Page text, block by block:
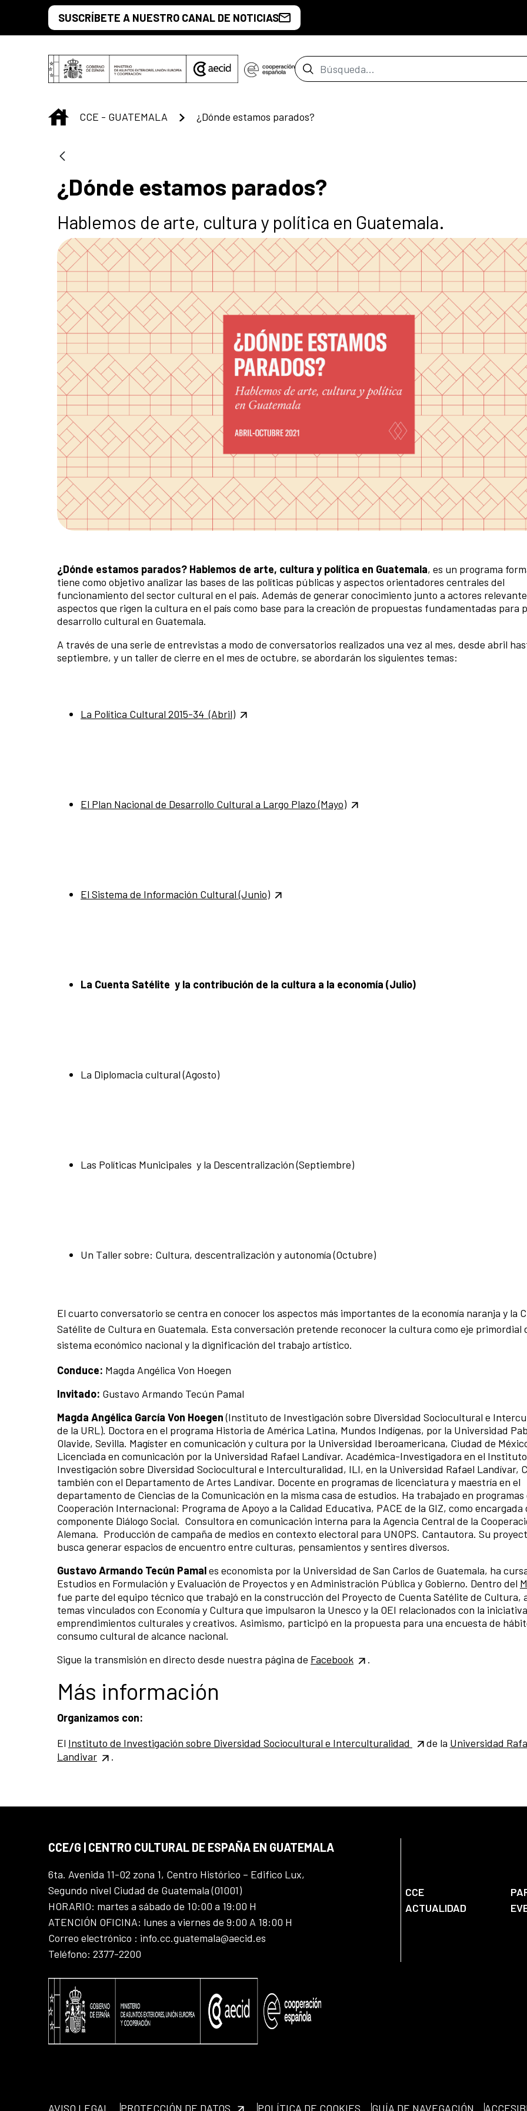
Saltar al contenido principal
SUSCRÍBETE A NUESTRO CANAL DE NOTICIAS
Barra de búsqueda
INICIO
CCE - GUATEMALA ¿Dónde estamos parados?
¿Dónde estamos parados?
Hablemos de arte, cultura y política en Guatemala.
¿Dónde estamos parados? Hablemos de arte, cultura y política en Guatemala, es un programa
tiene como objetivo analizar las bases de las políticas públicas y aspectos orientadores centrales del
funcionamiento del sector cultural en el país. Además de generar conocimiento junto a actores
aspectos que rigen la cultura en el país como base para la creación de propuestas fundamentadas para
desarrollo cultural en Guatemala.
A través de una serie de entrevistas a modo de conversatorios realizados una vez al mes, desde abril
septiembre, y un taller de cierre en el mes de octubre, se abordarán los siguientes temas:
La Política Cultural 2015-34 (Abril)
El Plan Nacional de Desarrollo Cultural a Largo Plazo (Mayo)
El Sistema de Información Cultural (Junio)
La Cuenta Satélite y la contribución de la cultura a la economía (Julio)
La Diplomacia cultural (Agosto)
Las Políticas Municipales y la Descentralización (Septiembre)
Un Taller sobre: Cultura, descentralización y autonomía (Octubre)
El cuarto conversatorio se centra en conocer los aspectos más importantes de la economía naranja y la
Satélite de Cultura en Guatemala. Esta conversación pretende reconocer la cultura como eje primordial
sistema económico nacional y la dignificación del trabajo artístico.
Conduce: Magda Angélica Von Hoegen
Invitado: Gustavo Armando Tecún Pamal
Magda Angélica García Von Hoegen(Instituto de Investigación sobre Diversidad Sociocultural e
de la URL). Doctora en el programa Historia de América Latina, Mundos Indígenas, por la Universidad
Olavide, Sevilla. Magíster en comunicación y cultura por la Universidad Iberoamericana, Ciudad de
Licenciada en comunicación por la Universidad Rafael Landívar. Académica-Investigadora en el
Investigación sobre Diversidad Sociocultural e Interculturalidad, ILI, en la Universidad Rafael Landívar,
también con el Departamento de Artes Landívar. Docente en programas de licenciatura y maestría en el
departamento de Ciencias de la Comunicación en la misma casa de estudios. Ha trabajado en programas
Cooperación Internacional: Programa de Apoyo a la Calidad Educativa, PACE de la GIZ, como encargada
componente Diálogo Social. Consultora en comunicación interna para la Agencia Central de la
Alemana. Producción de campaña de medios en contexto electoral para UNOPS. Cantautora. Su
busca generar espacios de encuentro entre culturas, pensamientos y sentires diversos.
Gustavo Armando Tecún Pamales economista por la Universidad de San Carlos de Guatemala, ha
Estudios en Formulación y Evaluación de Proyectos y en Administración Pública y Gobierno. Dentro del
fue parte del equipo técnico que trabajó en la construcción del Proyecto de Cuenta Satélite de Cultura,
temas vinculados con Economía y Cultura que impulsaron la Unesco y la OEI relacionados con la
emprendimientos culturales y creativos. Asimismo, participó en la propuesta para una encuesta de
consumo cultural de alcance nacional.
Sigue la transmisión en directo desde nuestra página de Facebook .
Más información
Organizamos con:
El Instituto de Investigación sobre Diversidad Sociocultural e Interculturalidad de la Universidad
Landivar
.
CCE/G | CENTRO CULTURAL DE ESPAÑA EN GUATEMALA
6ta. Avenida 11-02 zona 1, Centro Histórico – Edifico Lux,
Segundo nivel Ciudad de Guatemala (01001)
HORARIO: martes a sábado de 10:00 a 19:00 H
ATENCIÓN OFICINA: lunes a viernes de 9:00 A 18:00 H
Correo electrónico : info.cc.guatemala@aecid.es
Teléfono: 2377-2200
CCE
ACTUALIDAD
AVISO LEGAL PROTECCIÓN DE DATOS POLÍTICA DE COOKIES GUÍA DE NAVEGACIÓN